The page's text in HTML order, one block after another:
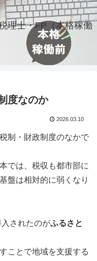
理士・FP（本格稼働
度なのか
2026.03.10
制・財政制度のなかで
では、税収も都市部に
盤は相対的に弱くなり
されたのがふるさと
ことで地域を支援する